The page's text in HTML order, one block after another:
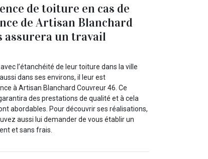
de toiture en cas de
de Artisan Blanchard
assurera un travail
l’étanchéité de leur toiture dans la ville
dans ses environs, il leur est
à Artisan Blanchard Couvreur 46. Ce
des prestations de qualité et à cela
abordables. Pour découvrir ses réalisations,
aussi lui demander de vous établir un
et sans frais.